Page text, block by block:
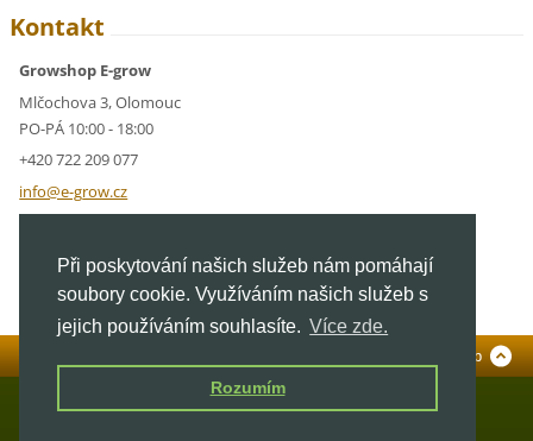
Při poskytování našich služeb nám pomáhají
soubory cookie. Využíváním našich služeb s
jejich používáním souhlasíte. Více zde.
Rozumím
Kontakt
Growshop E-grow
Mlčochova 3, Olomouc
PO-PÁ 10:00 - 18:00
+420 722 209 077
info@e-grow.cz
IČ: 05928591
DIČ: CZ05928591
To Top
© 2026 E-grow.cz. Všechna práva vyhrazena.